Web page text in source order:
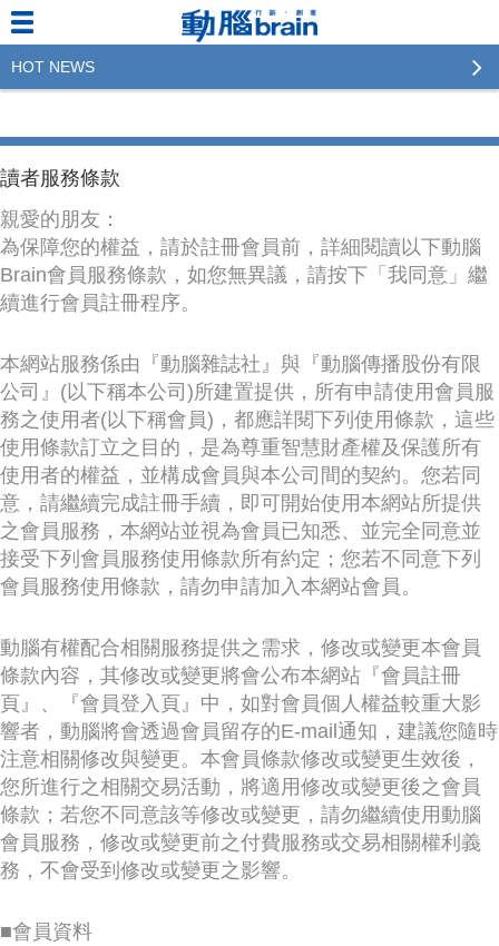
讀者服務條款
親愛的朋友：
為保障您的權益，請於註冊會員前，詳細閱讀以下動腦
Brain會員服務條款，如您無異議，請按下「我同意」繼
續進行會員註冊程序。
本網站服務係由『動腦雜誌社』與『動腦傳播股份有限
公司』(以下稱本公司)所建置提供，所有申請使用會員服
務之使用者(以下稱會員)，都應詳閱下列使用條款，這些
使用條款訂立之目的，是為尊重智慧財產權及保護所有
使用者的權益，並構成會員與本公司間的契約。您若同
意，請繼續完成註冊手續，即可開始使用本網站所提供
之會員服務，本網站並視為會員已知悉、並完全同意並
接受下列會員服務使用條款所有約定；您若不同意下列
會員服務使用條款，請勿申請加入本網站會員。
動腦有權配合相關服務提供之需求，修改或變更本會員
條款內容，其修改或變更將會公布本網站『會員註冊
頁』、『會員登入頁』中，如對會員個人權益較重大影
響者，動腦將會透過會員留存的E-mail通知，建議您隨時
注意相關修改與變更。本會員條款修改或變更生效後，
您所進行之相關交易活動，將適用修改或變更後之會員
條款；若您不同意該等修改或變更，請勿繼續使用動腦
會員服務，修改或變更前之付費服務或交易相關權利義
務，不會受到修改或變更之影響。
■會員資料
HOT NEWS
更創新及具影響力
2022行銷傳播傑出貢獻獎得獎名單揭曉，近400位行
銷傳播人共襄盛舉！The Winners of 2022《Brain》
Excellence Agency& Advertiser of the year
LINE 推出「AI 肖像」新功能 體驗專業棚拍的高質
感美照
2023台灣民生快消品牌排行 14億次國民消費揭曉品
牌足跡贏家
域動行銷公布人事異動
CSD中衛營運長張德成：中衛跳脫框架 玩出口罩新
時尚
金獎的代價 牛恆泰：沒人知道我失去什麼！
黃麗萍：媒體代理商有幫客戶升級的責任！
牛恆泰：媒體產業蛻變關鍵期，數位轉型該怎麼
搞？（上）